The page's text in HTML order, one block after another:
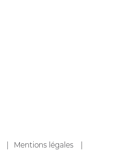
Mentions légales